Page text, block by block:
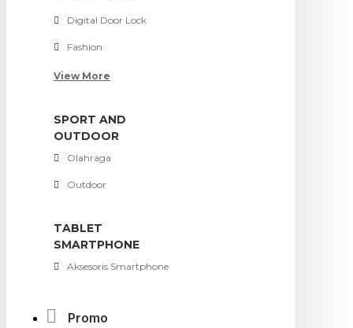
Digital Door Lock
Fashion
View More
SPORT AND
OUTDOOR
Olahraga
Outdoor
TABLET
SMARTPHONE
Aksesoris Smartphone
Promo